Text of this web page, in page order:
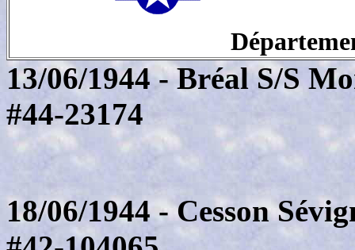
13/06/1944 - Bréal S/S
#44-23174
18/06/1944 - Cesson